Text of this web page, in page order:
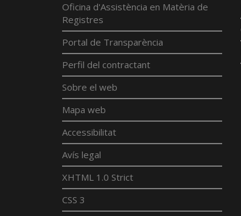
Oficina d'Assistència en Matèria de
Registres
Portal de Transparència
Perfil del contractant
Sobre el web
Mapa web
Accessibilitat
Avís legal
XHTML 1.0 Strict
CSS 3